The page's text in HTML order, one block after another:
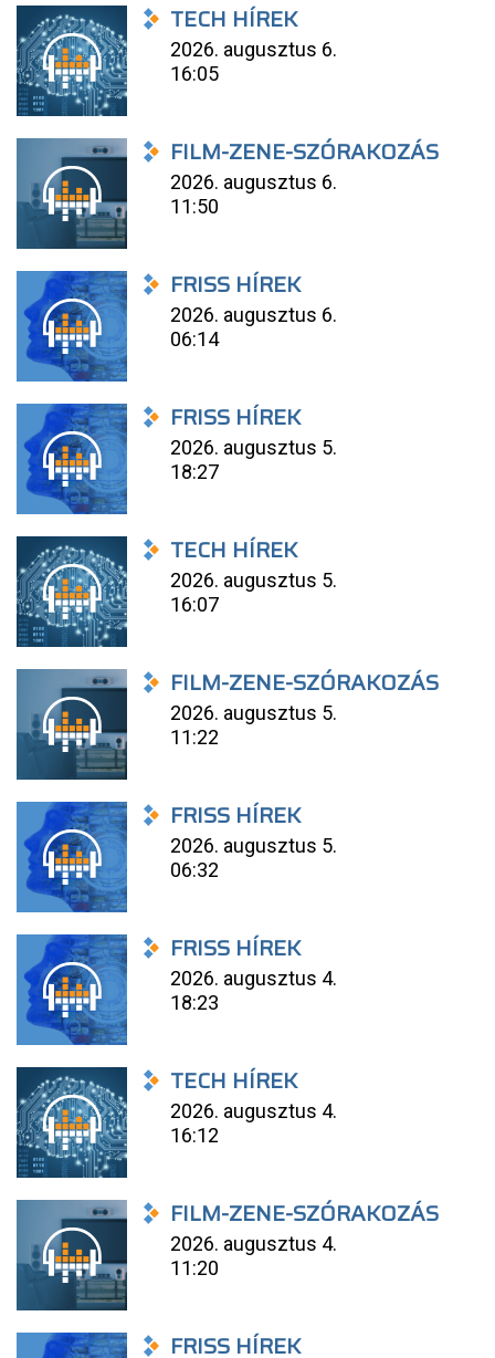
TECH HÍREK
2026. augusztus 6.
16:05
FILM-ZENE-SZÓRAKOZÁS
2026. augusztus 6.
11:50
FRISS HÍREK
2026. augusztus 6.
06:14
FRISS HÍREK
2026. augusztus 5.
18:27
TECH HÍREK
2026. augusztus 5.
16:07
FILM-ZENE-SZÓRAKOZÁS
2026. augusztus 5.
11:22
FRISS HÍREK
2026. augusztus 5.
06:32
FRISS HÍREK
2026. augusztus 4.
18:23
TECH HÍREK
2026. augusztus 4.
16:12
FILM-ZENE-SZÓRAKOZÁS
2026. augusztus 4.
11:20
FRISS HÍREK